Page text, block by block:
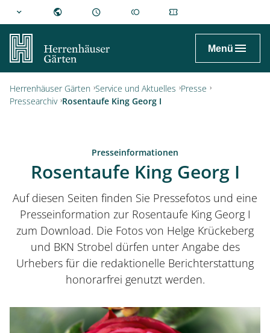
Menü
hannover.de
Herrenhäuser Gärten Service und Aktuelles Presse
Pressearchiv Rosentaufe King Georg I
Presseinformationen
Rosentaufe King Georg I
Auf diesen Seiten finden Sie Pressefotos und eine
Presseinformation zur Rosentaufe King Georg I
zum Download. Die Fotos von Helge Krückeberg
und BKN Strobel dürfen unter Angabe des
Urhebers für die redaktionelle Berichterstattung
honorarfrei genutzt werden.